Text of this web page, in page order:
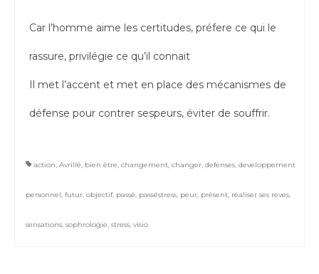
Car l’homme aime les certitudes, préfere ce qui le
rassure, privilégie ce qu’il connait
Il met l’accent et met en place des mécanismes de
défense pour contrer sespeurs, éviter de souffrir.
action, Avrillé, bien être, changement, changer, defenses, developpement
personnel, futur, objectif, passé, passéstress, peur, présent, réaliser ses reves,
sensations, sophrologie, stress, visio